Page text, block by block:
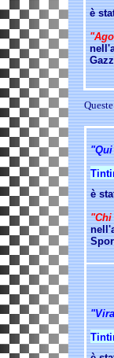
è
è
"Chi